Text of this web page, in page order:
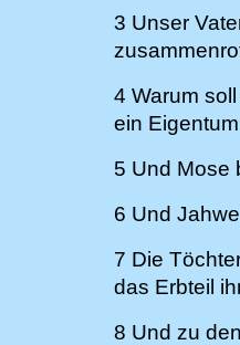
3 Unser
4 Warum
ein
5 Und Mose
6 Und
7 Die
das Erbteil
8 Und zu